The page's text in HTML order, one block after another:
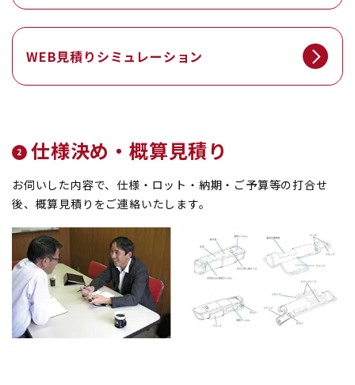
WEB見積り シミュレーション
仕様決め・概算見積り
お伺いした内容で、仕様・ロット・納期・ご予算等の打合せ
後、概算見積りをご連絡いたします。